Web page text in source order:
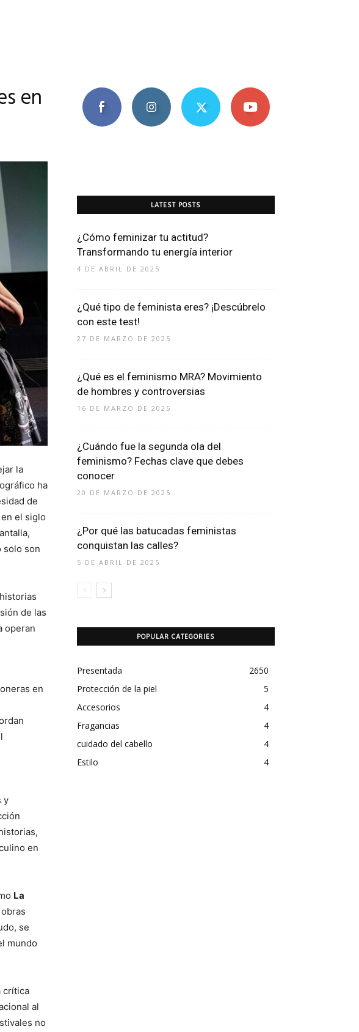
en
la
ha
de
el siglo
solo son
de las
operan
en
y
en
La
se
mundo
crítica
al
no
LATEST POSTS
¿Cómo feminizar tu actitud?
Transformando tu energía interior
4 DE ABRIL DE 2025
¿Qué tipo de feminista eres? ¡Descúbrelo
con este test!
27 DE MARZO DE 2025
¿Qué es el feminismo MRA? Movimiento
de hombres y controversias
16 DE MARZO DE 2025
¿Cuándo fue la segunda ola del
feminismo? Fechas clave que debes
conocer
20 DE MARZO DE 2025
¿Por qué las batucadas feministas
conquistan las calles?
5 DE ABRIL DE 2025
POPULAR CATEGORIES
Presentada
2650
Protección de la piel
5
Accesorios
4
Fragancias
4
cuidado del cabello
4
Estilo
4